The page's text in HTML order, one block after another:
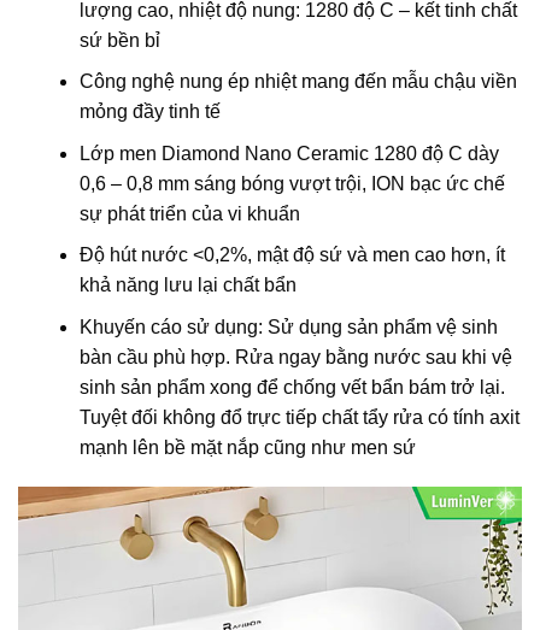
lượng cao, nhiệt độ nung: 1280 độ C – kết tinh chất
sứ bền bỉ
Công nghệ nung ép nhiệt mang đến mẫu chậu viền
mỏng đầy tinh tế
Lớp men Diamond Nano Ceramic 1280 độ C dày
0,6 – 0,8 mm sáng bóng vượt trội, ION bạc ức chế
sự phát triển của vi khuẩn
Độ hút nước <0,2%, mật độ sứ và men cao hơn, ít
khả năng lưu lại chất bẩn
Khuyến cáo sử dụng: Sử dụng sản phẩm vệ sinh
bàn cầu phù hợp. Rửa ngay bằng nước sau khi vệ
sinh sản phẩm xong để chống vết bẩn bám trở lại.
Tuyệt đối không đổ trực tiếp chất tẩy rửa có tính axit
mạnh lên bề mặt nắp cũng như men sứ